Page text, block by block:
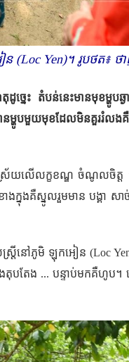
(Loc Yen)។ រូបថត៖
ះ តំបន់នេះមានមុខម្ហូបឆ្
នម្ហូបមួយមុខដែលមិនគួររំលង
យលើលក្ខខណ្ឌ ចំណូលចិត្ត ទំ
ងក្នុងគឺស្នូល​រួមមាន បង្គា ស
ស្ត្រី​នៅ​ភូមិ ឡុក​អៀន​ (Loc
និង​តុបតែង ... បន្ទាប់មក​គឺ